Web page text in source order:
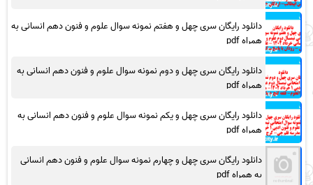
دانلود رایگان سری چهل و هفتم نمونه سوال علوم و فنون دهم انسانی به
همراه pdf
دانلود رایگان سری چهل و دوم نمونه سوال علوم و فنون دهم انسانی به
همراه pdf
دانلود رایگان سری چهل و یکم نمونه سوال علوم و فنون دهم انسانی به
همراه pdf
دانلود رایگان سری چهل و چهارم نمونه سوال علوم و فنون دهم انسانی
به همراه pdf